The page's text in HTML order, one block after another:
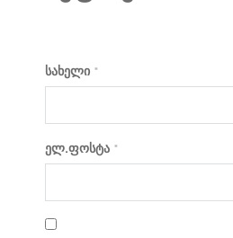
სახელი *
ელ.ფოსტა *